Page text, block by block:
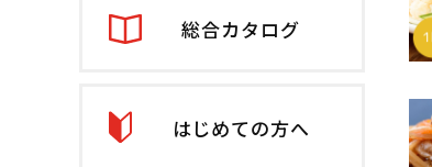
総合カタログ
はじめての方へ